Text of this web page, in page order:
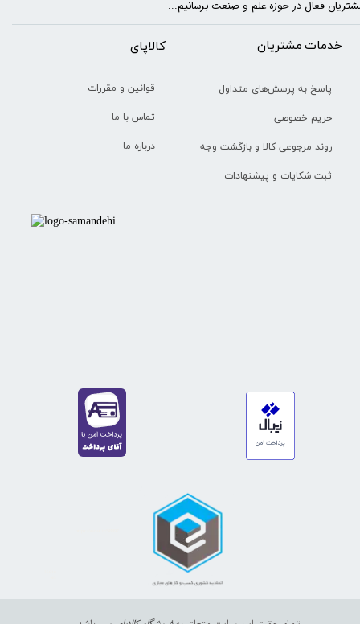
خدمات مشتریان
پاسخ به پرسش‌های متداول
حریم خصوصی
روند مرجوعی کالا و بازگشت وجه
ثبت شکایات و پیشنهادات
​​کالاپای
قوانین و مقررات
تماس با ما
درباره ما
فعال در حوزه علم و صنعت برسانیم...